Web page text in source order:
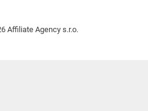
Affiliate Agency s.r.o.